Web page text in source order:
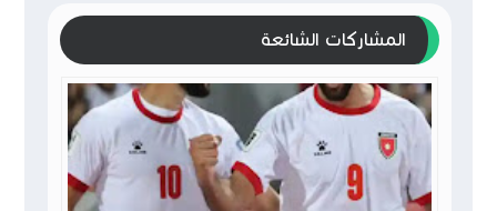
المشاركات الشائعة